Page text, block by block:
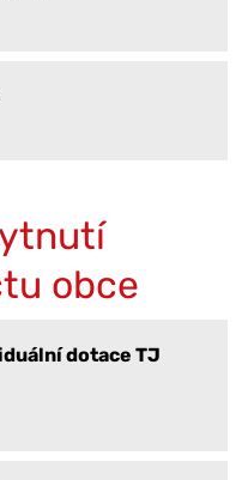
obce
dotace TJ